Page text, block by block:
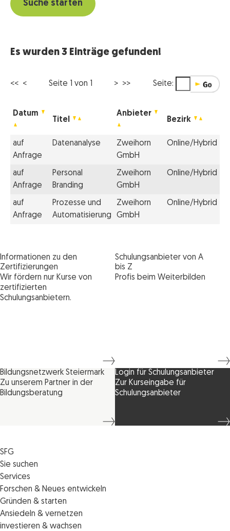
Es wurden 3 Einträge gefunden!
<< < Seite 1 von 1 > >> Seite:
Datum
Titel
Anbieter
Bezirk
auf
Anfrage
Datenanalyse
Zweihorn
GmbH
Online/Hybrid
auf
Anfrage
Personal
Branding
Zweihorn
GmbH
Online/Hybrid
auf
Anfrage
Prozesse und
Automatisierung
Zweihorn
GmbH
Online/Hybrid
Informationen zu den
Zertifizierungen
Wir fördern nur Kurse von
zertifizierten
Schulungsanbietern.
Schulungsanbieter von A
bis Z
Profis beim Weiterbilden
Bildungsnetzwerk Steiermark
Zu unserem Partner in der
Bildungsberatung
Login für Schulungsanbieter
Zur Kurseingabe für
Schulungsanbieter
SFG
Die SFG
Jobs
Medienservice
Informiert bleiben
Kontakt
Sie suchen
Förderungen
Finanzierungen
Standortentwicklung
Persönliche Beratung
Services
Veranstaltungen
News
IMPULS.ST
Portal
Forschen & Neues entwickeln
Standortcoaching
Terminbuchung Standortcoaching
Horizon Europe: EU-Förderungen für F&E
Gründen & starten
Startupmark
Startup Mission – Netzwerkreisen
Ansiedeln & vernetzen
Zukunftstag
investieren & wachsen